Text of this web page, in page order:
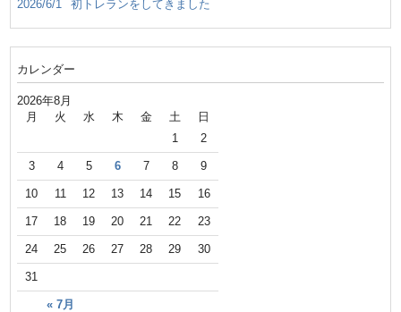
2026/6/1 初トレランをしてきました
カレンダー
2026年8月
月 火 水 木 金 土 日
« 7月
1 2
3 4 5 6 7 8 9
10 11 12 13 14 15 16
17 18 19 20 21 22 23
24 25 26 27 28 29 30
31